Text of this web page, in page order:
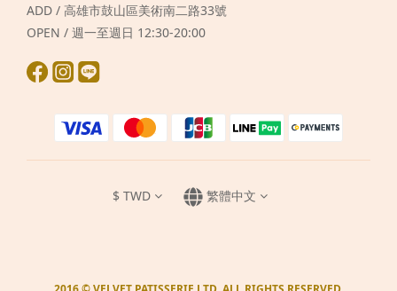
ADD / 高雄市鼓山區美術南二路33號
OPEN / 週一至週日 12:30-20:00
$ TWD 繁體中文